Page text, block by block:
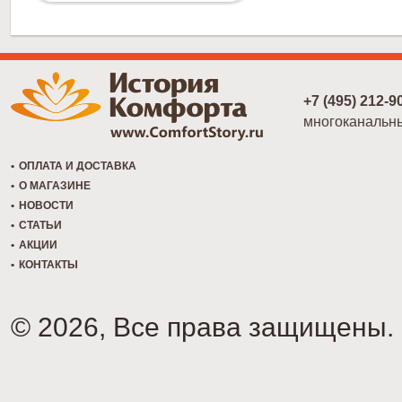
+7 (495) 212-
ОПЛАТА И ДОСТАВКА
О МАГАЗИНЕ
НОВОСТИ
СТАТЬИ
АКЦИИ
КОНТАКТЫ
© 2026, Все права защищены.